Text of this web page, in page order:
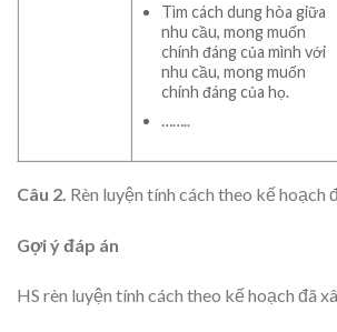
Tìm cách dung hòa giữa
nhu cầu, mong muốn
chính đáng của mình với
nhu cầu, mong muốn
chính đáng của họ.
……..
Câu 2. Rèn luyện tính cách theo kế hoạch
Gợi ý đáp án
HS rèn luyện tính cách theo kế hoạch đã